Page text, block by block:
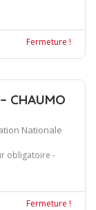
Fermeture !
CHAUMO
Nationale
obligatoire -
Fermeture !